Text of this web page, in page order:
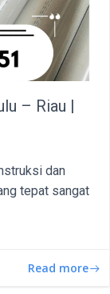
– Riau |
dan
tepat sangat
Read more